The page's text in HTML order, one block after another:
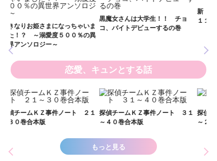
コ、バイトデビューするの巻
新 妖界ナビ・ルナ１～１１ 全
１１巻合本版
恋愛、キュンとする話
探偵チームＫＺ事件ノート ３１
～４０巻合本版
探偵チームＫＺ事件ノート １１
～２０巻合本版
もっと見る